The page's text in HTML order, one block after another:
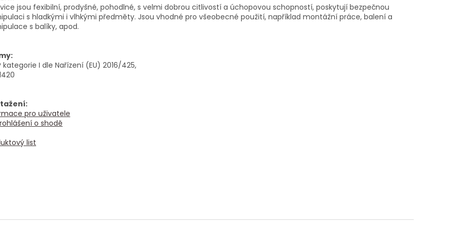
jsou fexibilní, prodyšné, pohodlné, s velmi dobrou citlivostí a úchopovou schopností, poskytují bezpečnou
s hladkými i vlhkými předměty. Jsou vhodné pro všeobecné použití, například montážní práce, balení a
s balíky, apod.
kategorie I dle Nařízení (EU) 2016/425,
pro uživatele
o shodě
list